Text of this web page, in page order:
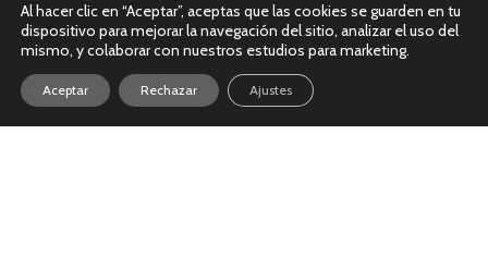
Al hacer clic en “Aceptar”, aceptas que las cookies se guarden en tu
dispositivo para mejorar la navegación del sitio, analizar el uso del
mismo, y colaborar con nuestros estudios para marketing.
Aceptar Rechazar Ajustes